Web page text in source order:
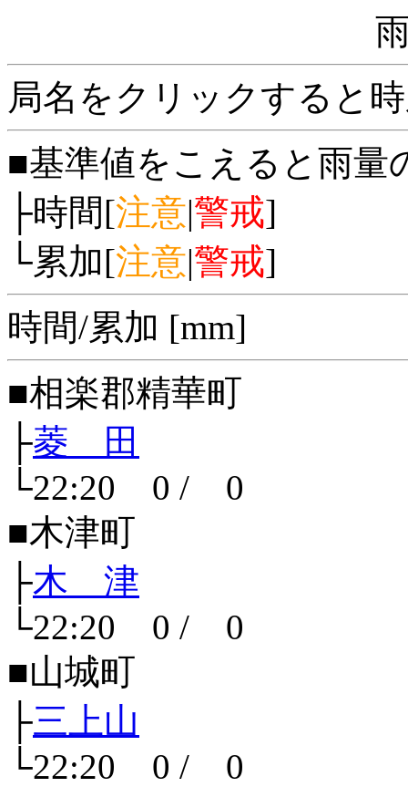
局名をクリックすると
■基準値をこえると雨量
├時間[注意|警戒]
└累加[注意|警戒]
時間/累加 [mm]
■相楽郡精華町
├菱 田
└22:20 0 / 0
■木津町
├木 津
└22:20 0 / 0
■山城町
├三上山
└22:20 0 / 0